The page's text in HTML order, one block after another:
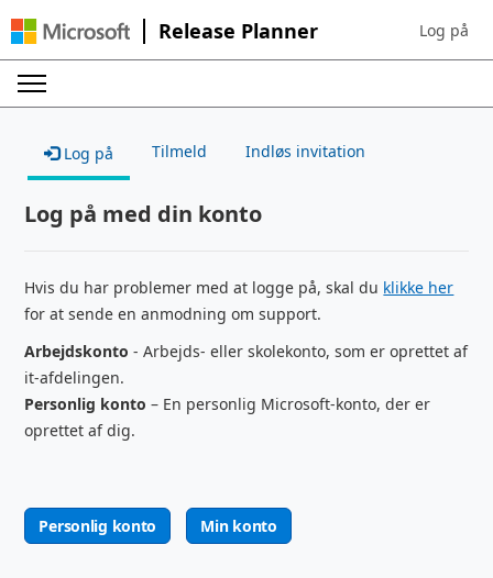
Release Planner Sign in to
Log på
Log på Tilmeld Indløs invitation
Log på med din konto
Hvis du har problemer med at logge på, skal du klikke her
for at sende en anmodning om support.
Arbejdskonto - Arbejds- eller skolekonto, som er oprettet af
it-afdelingen.
Personlig konto – En personlig Microsoft-konto, der er
oprettet af dig.
Personlig konto Min konto